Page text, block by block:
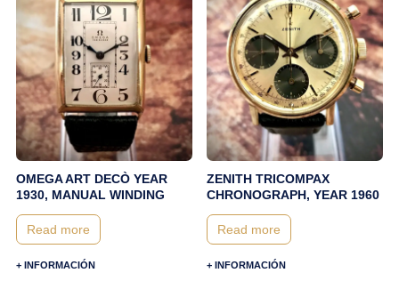
OMEGA ART DECÒ YEAR
1930, MANUAL WINDING
Read more
+ INFORMACIÓN
ZENITH TRICOMPAX
CHRONOGRAPH, YEAR 1960
Read more
+ INFORMACIÓN